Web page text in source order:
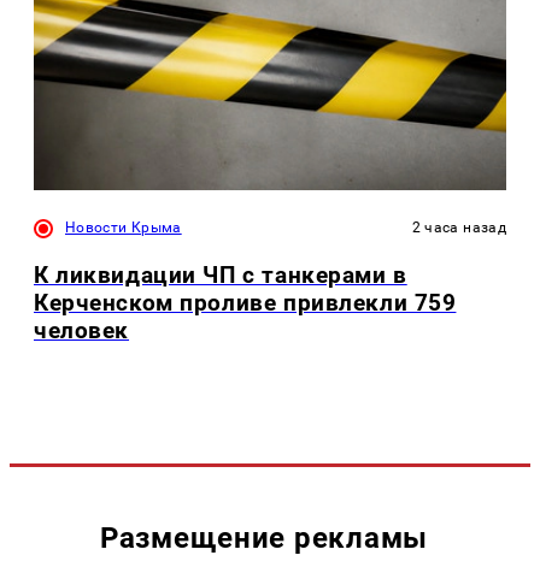
Новости Крыма 2 часа назад
К ликвидации ЧП с танкерами в
Керченском проливе привлекли 759
человек
Размещение рекламы